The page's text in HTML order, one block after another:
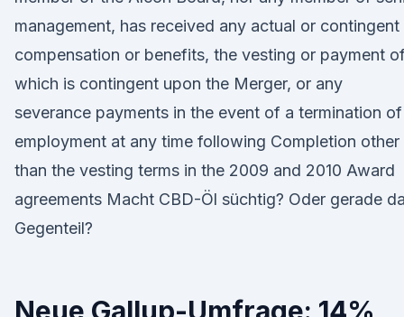
management, has received any actual or contingent
compensation or benefits, the vesting or payment
which is contingent upon the Merger, or any
severance payments in the event of a termination of
employment at any time following Completion other
than the vesting terms in the 2009 and 2010 Award
agreements Macht CBD-Öl süchtig? Oder gerade
Gegenteil?